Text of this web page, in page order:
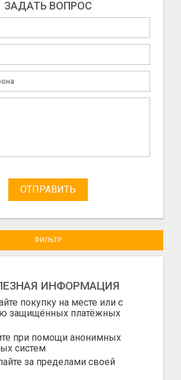
ЗАДАТЬ ВОПРОС
ОТПРАВИТЬ
ФИЛЬТР
ИНФОРМАЦИЯ
покупку на месте или с
защищённых платёжных
при помощи анонимных
систем
за пределами своей